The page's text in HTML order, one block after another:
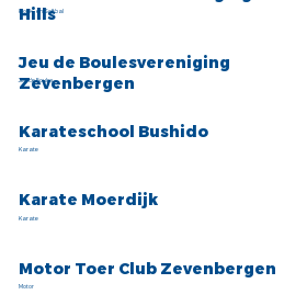
Honk- en Softbal
Hills
Jeu de Boules
Jeu de Boulesvereniging
Zevenbergen
Karate
Karateschool Bushido
Karate
Karate Moerdijk
Motor
Motor Toer Club Zevenbergen